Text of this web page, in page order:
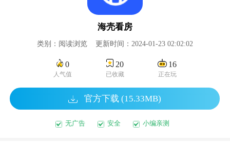
海壳看房
类别：阅读浏览 更新时间：2024-01-23 02:02:02
0
人气值
20
已收藏
16
正在玩
官方下载 (15.33MB)
无广告 安全 小编亲测